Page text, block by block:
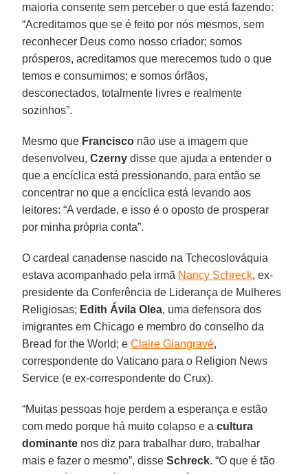
maioria consente sem perceber o que está fazendo:
“Acreditamos que se é feito por nós mesmos, sem
reconhecer Deus como nosso criador; somos
prósperos, acreditamos que merecemos tudo o que
temos e consumimos; e somos órfãos,
desconectados, totalmente livres e realmente
sozinhos”.
Mesmo que Francisco não use a imagem que
desenvolveu,Czerny disse que ajuda a entender o
que a encíclica está pressionando, para então se
concentrar no que a encíclica está levando aos
leitores: “A verdade, e isso é o oposto de prosperar
por minha própria conta”.
O cardeal canadense nascido na Tchecoslováquia
estava acompanhado pela irmã Nancy Schreck, ex-
presidente da Conferência de Liderança de Mulheres
Religiosas; Edith Ávila Olea, uma defensora dos
imigrantes em Chicago e membro do conselho da
Bread for the World; eClaire Giangravé,
correspondente do Vaticano para o Religion News
Service (e ex-correspondente do Crux).
“Muitas pessoas hoje perdem a esperança e estão
com medo porque há muito colapso e acultura
dominante nos diz para trabalhar duro, trabalhar
mais e fazer o mesmo”, disseSchreck. “O que é tão